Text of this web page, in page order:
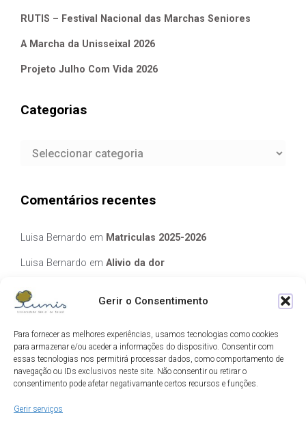
Gerir o Consentimento
Para fornecer as melhores experiências, usamos tecnologias como cookies
para armazenar e/ou aceder a informações do dispositivo. Consentir com
essas tecnologias nos permitirá processar dados, como comportamento de
navegação ou IDs exclusivos neste site. Não consentir ou retirar o
consentimento pode afetar negativamante certos recursos e funções.
Gerir serviços
RUTIS – Festival Nacional das Marchas Seniores
A Marcha da Unisseixal 2026
Projeto Julho Com Vida 2026
Categorias
Categorias
Comentários recentes
Luisa Bernardo em Matriculas 2025-2026
Luisa Bernardo em Alivio da dor
Manuela Silva
elisabete Garcia Fernandes Serra
Luis GuedesemEcos de Camilo
Arquivo
Arquivo